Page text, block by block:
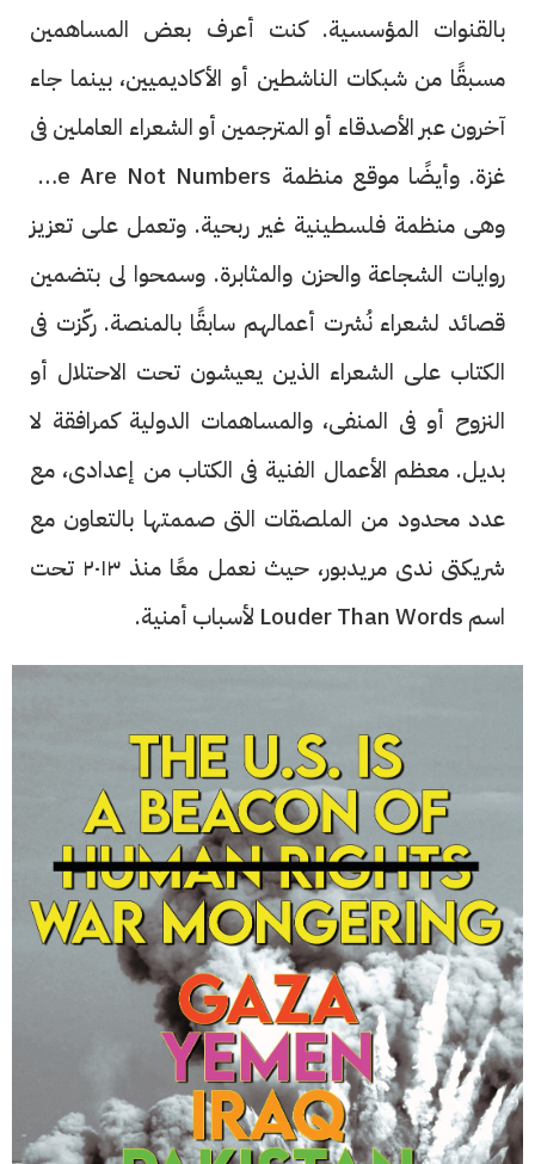
بالقنوات المؤسسية. كنت أعرف بعض المساهمين
مسبقًا من شبكات الناشطين أو الأكاديميين، بينما جاء
آخرون عبر الأصدقاء أو المترجمين أو الشعراء العاملين فى
وهى منظمة فلسطينية غير ربحية. وتعمل على تعزيز
روايات الشجاعة والحزن والمثابرة. وسمحوا لى بتضمين
قصائد لشعراء نُشرت أعمالهم سابقًا بالمنصة. ركّزت فى
الكتاب على الشعراء الذين يعيشون تحت الاحتلال أو
النزوح أو فى المنفى، والمساهمات الدولية كمرافقة لا
بديل. معظم الأعمال الفنية فى الكتاب من إعدادى، مع
عدد محدود من الملصقات التى صممتها بالتعاون مع
شريكتى ندى مريدبور، حيث نعمل معًا منذ ٢٠١٣ تحت
اسم Louder Than Words لأسباب أمنية.